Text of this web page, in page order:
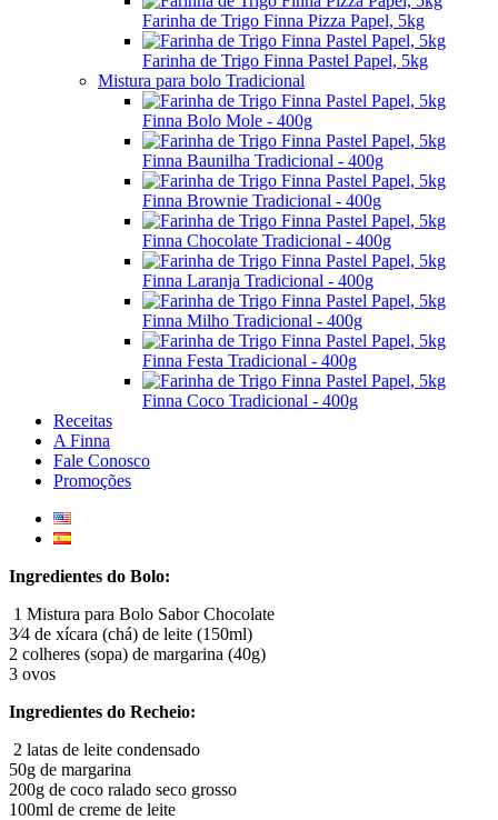
Farinha de Trigo Finna Pizza Papel, 5kg
Farinha de Trigo Finna Pastel Papel, 5kg
Mistura para bolo Tradicional
Finna Bolo Mole - 400g
Finna Baunilha Tradicional - 400g
Finna Brownie Tradicional - 400g
Finna Chocolate Tradicional - 400g
Finna Laranja Tradicional - 400g
Finna Milho Tradicional - 400g
Finna Festa Tradicional - 400g
Finna Coco Tradicional - 400g
Receitas
A Finna
Fale Conosco
Promoções
Ingredientes do Bolo:
1 Mistura para Bolo Sabor Chocolate
3⁄4 de xícara (chá) de leite (150ml)
2 colheres (sopa) de margarina (40g)
3 ovos
Ingredientes do Recheio:
2 latas de leite condensado
50g de margarina
200g de coco ralado seco grosso
100ml de creme de leite